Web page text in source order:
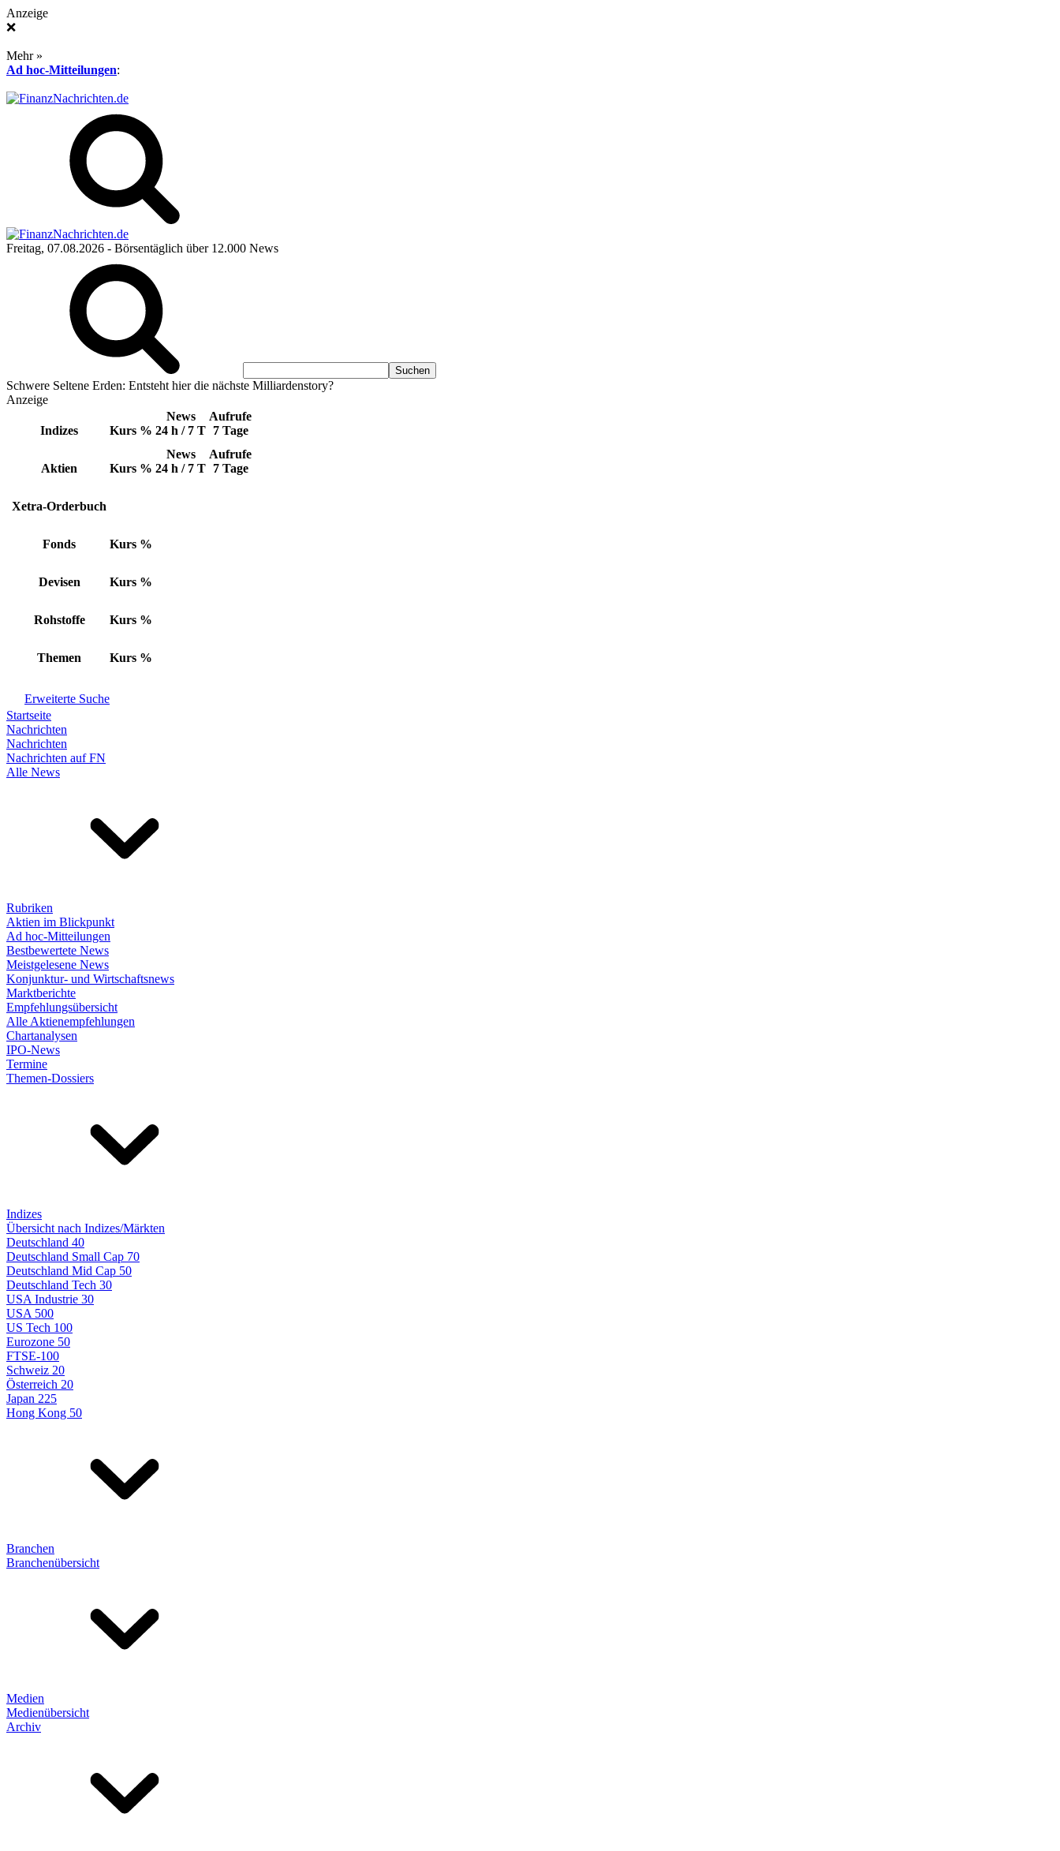
Anzeige
❌
Mehr »
Ad hoc-Mitteilungen:
Freitag, 07.08.2026 - Börsentäglich über 12.000 News
Schwere Seltene Erden: Entsteht hier die nächste Milliardenstory?
Anzeige
Indizes Kurs %
News
24 h / 7 T
Aufrufe
7 Tage
Aktien Kurs %
News
24 h / 7 T
Aufrufe
7 Tage
Xetra-Orderbuch
Fonds Kurs %
Devisen Kurs %
Rohstoffe Kurs %
Themen Kurs %
Erweiterte Suche
Startseite
Nachrichten
Nachrichten
Nachrichten auf FN
Alle News
Rubriken
Aktien im Blickpunkt
Ad hoc-Mitteilungen
Bestbewertete News
Meistgelesene News
Konjunktur- und Wirtschaftsnews
Marktberichte
Empfehlungsübersicht
Alle Aktienempfehlungen
Chartanalysen
IPO-News
Termine
Themen-Dossiers
Indizes
Übersicht nach Indizes/Märkten
Deutschland 40
Deutschland Small Cap 70
Deutschland Mid Cap 50
Deutschland Tech 30
USA Industrie 30
USA 500
US Tech 100
Eurozone 50
FTSE-100
Schweiz 20
Österreich 20
Japan 225
Hong Kong 50
Branchen
Branchenübersicht
Medien
Medienübersicht
Archiv